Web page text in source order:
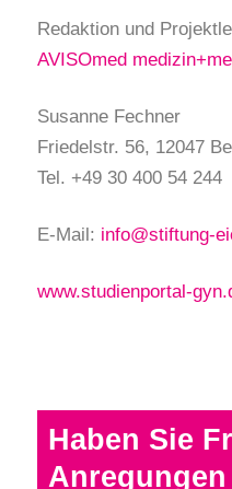
Redaktion und
AVISOmed
Susanne Fechner
Friedelstr. 56, 12047
Tel. +49 30 400 54 244
E-Mail: info@stiftung-
www.studienportal-
Haben Sie
Anregungen